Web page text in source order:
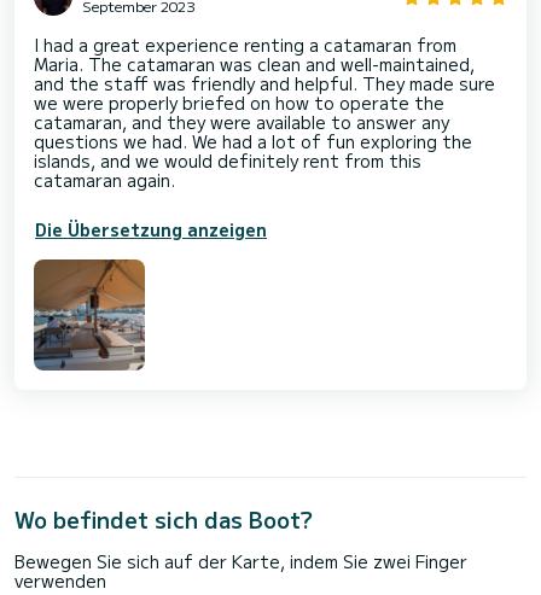
September 2023
I had a great experience renting a catamaran from
Maria. The catamaran was clean and well-maintained,
and the staff was friendly and helpful. They made sure
we were properly briefed on how to operate the
catamaran, and they were available to answer any
questions we had. We had a lot of fun exploring the
islands, and we would definitely rent from this
catamaran again.
Die Übersetzung anzeigen
Wo befindet sich das Boot?
Bewegen Sie sich auf der Karte, indem Sie zwei Finger
verwenden